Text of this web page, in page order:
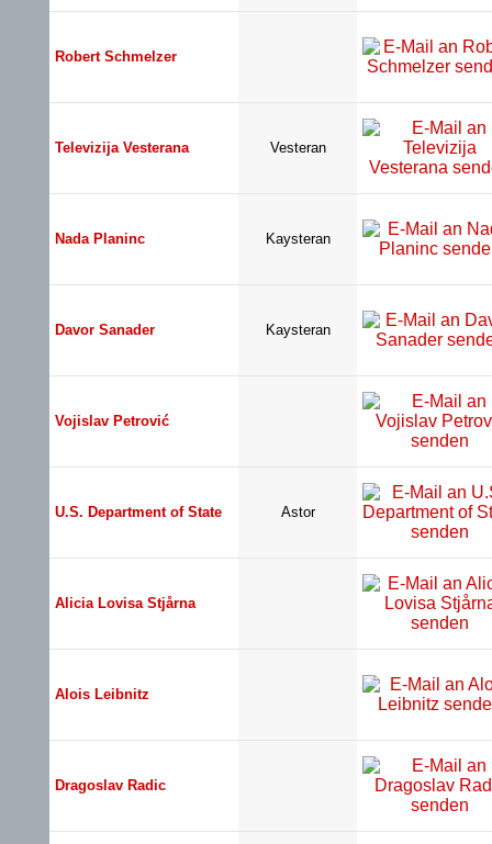
Robert Schmelzer
Televizija Vesterana Vesteran
Nada Planinc Kaysteran
Davor Sanader Kaysteran
Vojislav Petrović
U.S. Department of State Astor
Alicia Lovisa Stjårna
Alois Leibnitz
Dragoslav Radic